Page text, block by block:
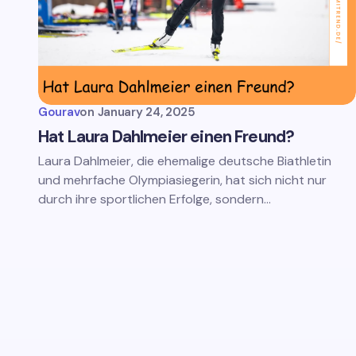
Gouravon January 24, 2025
Hat Laura Dahlmeier einen Freund?
Laura Dahlmeier, die ehemalige deutsche Biathletin
und mehrfache Olympiasiegerin, hat sich nicht nur
durch ihre sportlichen Erfolge, sondern…